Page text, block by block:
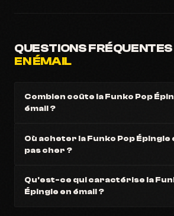
QUESTIONS
EN ÉMAIL
Combien coûte la Funko Pop
émail ?
Où acheter la Funko Pop Épingle
pas cher ?
Qu'est-ce qui caractérise la
Épingle en émail ?